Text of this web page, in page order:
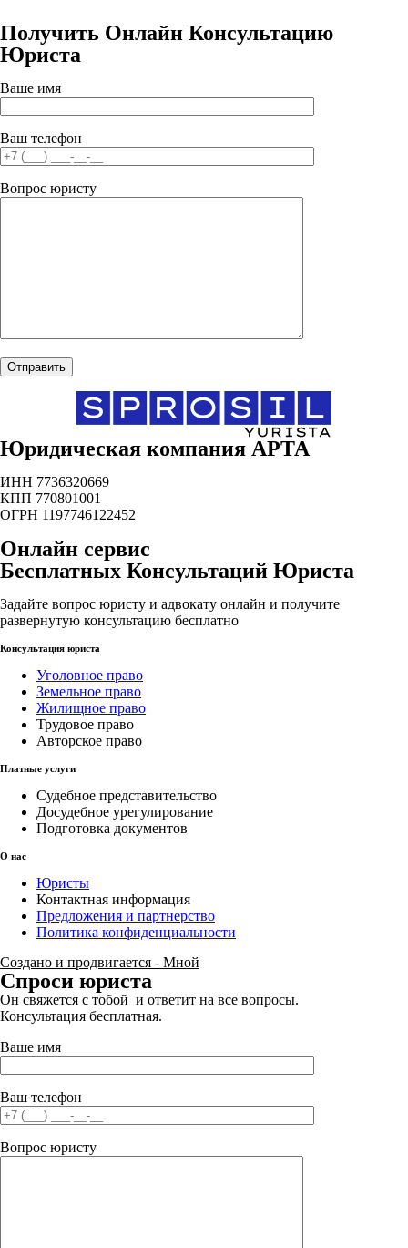
Получить Онлайн Консультацию
Юриста
Ваше имя
Ваш телефон
Вопрос юристу
Юридическая компания АРТА
ИНН 7736320669
КПП 770801001
ОГРН 1197746122452
Онлайн сервис
Бесплатных Консультаций Юриста
Задайте вопрос юристу и адвокату онлайн и получите
развернутую консультацию бесплатно
Консультация юриста
Уголовное право
Земельное право
Жилищное право
Трудовое право
Авторское право
Платные услуги
Судебное представительство
Досудебное урегулирование
Подготовка документов
О нас
Юристы
Контактная информация
Предложения и партнерство
Политика конфиденциальности
Создано и продвигается - Мной
Спроси юриста
Он свяжется с тобой и ответит на все вопросы.
Консультация бесплатная.
Ваше имя
Ваш телефон
Вопрос юристу